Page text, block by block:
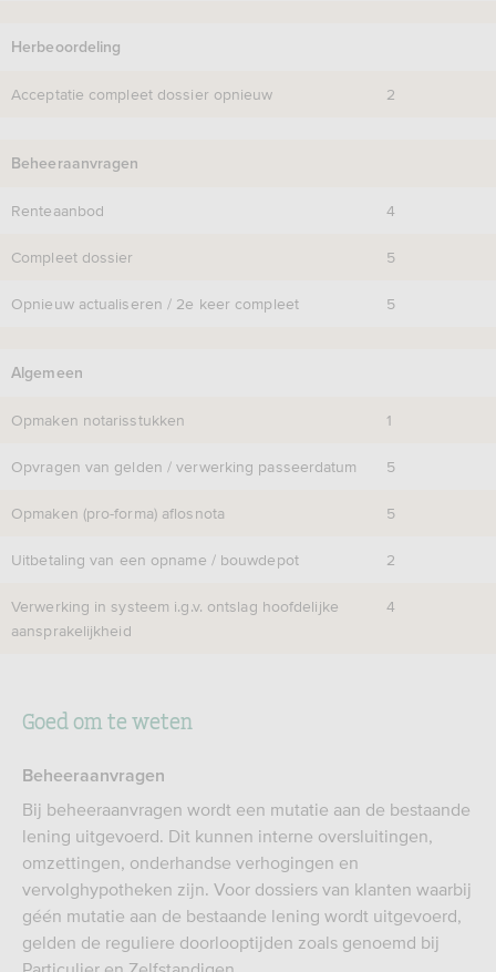
Herbeoordeling
Acceptatie compleet dossier opnieuw 2
Beheeraanvragen
Renteaanbod 4
Compleet dossier 5
Opnieuw actualiseren / 2e keer compleet 5
Algemeen
Opmaken notarisstukken 1
Opvragen van gelden / verwerking passeerdatum 5
Opmaken (pro-forma) aflosnota 5
Uitbetaling van een opname / bouwdepot 2
Verwerking in systeem i.g.v. ontslag hoofdelijke
aansprakelijkheid
4
Goed om te weten
Beheeraanvragen
Bij beheeraanvragen wordt een mutatie aan de bestaande
lening uitgevoerd. Dit kunnen interne oversluitingen,
omzettingen, onderhandse verhogingen en
vervolghypotheken zijn. Voor dossiers van klanten waarbij
géén mutatie aan de bestaande lening wordt uitgevoerd,
gelden de reguliere doorlooptijden zoals genoemd bij